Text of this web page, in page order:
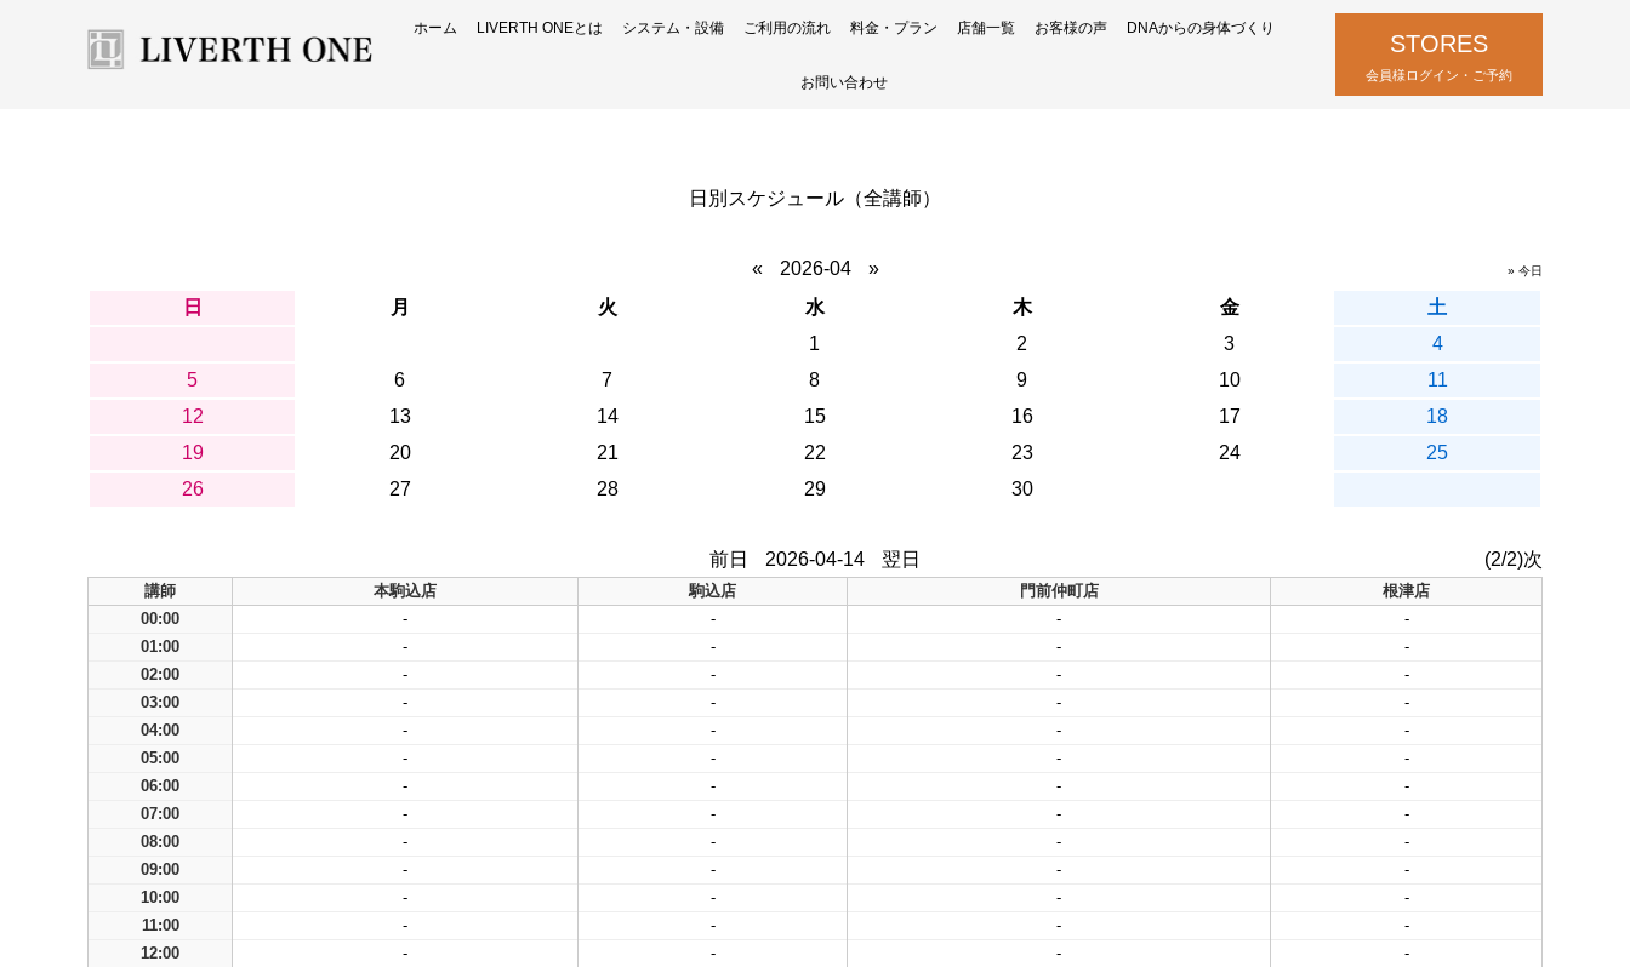
ホーム LIVERTH ONEとは システム・設備 ご利用の流れ 料金・プラン 店舗一覧 お客様の声 DNAからの身体づくり
お問い合わせ
STORES
会員様ログイン・ご予約
日別スケジュール（全講師）
« 2026-04 » » 今日
日 月 火 水 木 金
土
1
2 3
4
5
6 7 8 9 10
11
12
13 14 15 16 17
18
19
20 21 22 23 24
25
26
27 28 29 30
前日 2026-04-14 翌日 (2/2)次
講師 本駒込店 駒込店 門前仲町店
根津店
00:00
- - -
-
01:00
- - -
-
02:00
- - -
-
03:00
- - -
-
04:00
- - -
-
05:00
- - -
-
06:00
- - -
-
07:00
- - -
-
08:00
- - -
-
09:00
- - -
-
10:00
- - -
-
11:00
- - -
-
12:00
- - -
-